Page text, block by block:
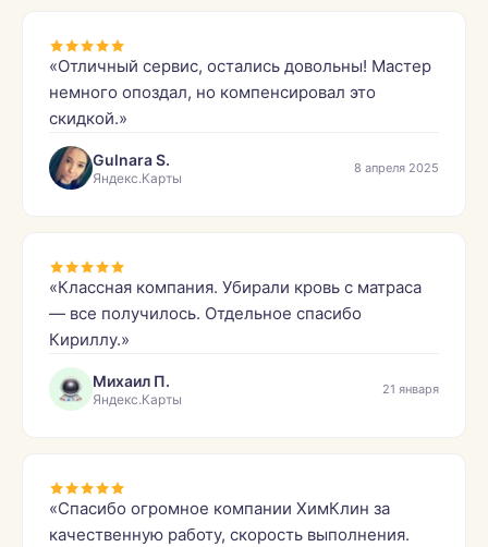
«Отличный сервис, остались довольны! Мастер
немного опоздал, но компенсировал это
скидкой.»
Gulnara S.
Яндекс.Карты
8 апреля 2025
«Классная компания. Убирали кровь с матраса
— все получилось. Отдельное спасибо
Кириллу.»
Михаил П.
Яндекс.Карты
21 января
«Спасибо огромное компании ХимКлин за
качественную работу, скорость выполнения.